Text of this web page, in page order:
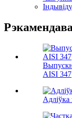
AISI 347
Адліўка